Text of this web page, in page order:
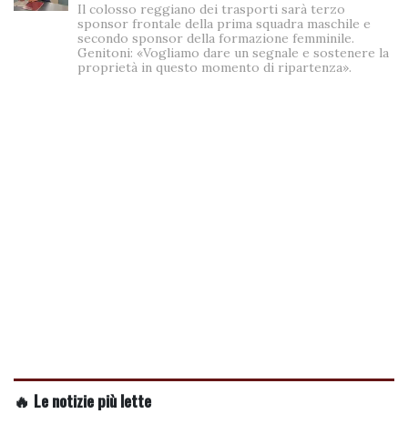
Il colosso reggiano dei trasporti sarà terzo
sponsor frontale della prima squadra maschile e
secondo sponsor della formazione femminile.
Genitoni: «Vogliamo dare un segnale e sostenere la
proprietà in questo momento di ripartenza».
🔥 Le notizie più lette